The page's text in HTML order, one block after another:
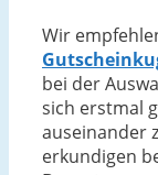
Wir
bei der
sich erstmal
auseinander
erkundigen